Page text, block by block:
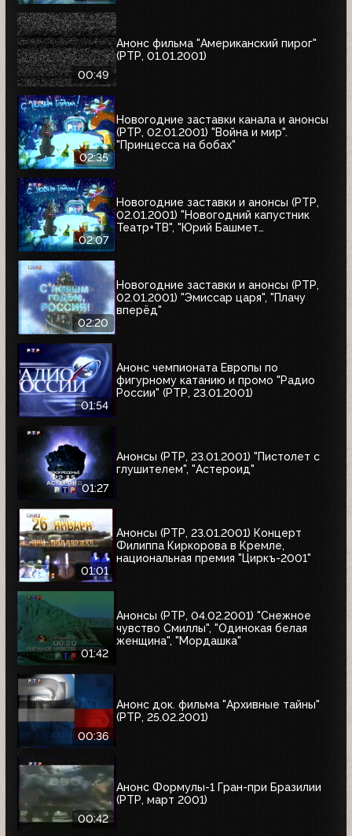
00:49
Анонс фильма "Американский пирог"
(РТР, 01.01.2001)
02:35
Новогодние заставки канала и анонсы
(РТР, 02.01.2001) "Война и мир".
"Принцесса на бобах"
02:07
Новогодние заставки и анонсы (РТР,
02.01.2001) "Новогодний капустник
Театр+ТВ", "Юрий Башмет
02:20
Новогодние заставки и анонсы (РТР,
02.01.2001) "Эмиссар царя", "Плачу
вперёд"
01:54
Анонс чемпионата Европы по
фигурному катанию и промо "Радио
России" (РТР, 23.01.2001)
01:27
Анонсы (РТР, 23.01.2001) "Пистолет с
глушителем", "Астероид"
01:01
Анонсы (РТР, 23.01.2001) Концерт
Филиппа Киркорова в Кремле,
национальная премия "Циркъ-2001"
01:42
Анонсы (РТР, 04.02.2001) "Снежное
чувство Смиллы", "Одинокая белая
женщина", "Мордашка"
00:36
Анонс док. фильма "Архивные тайны"
(РТР, 25.02.2001)
00:42
Анонс Формулы-1 Гран-при Бразилии
(РТР, март 2001)